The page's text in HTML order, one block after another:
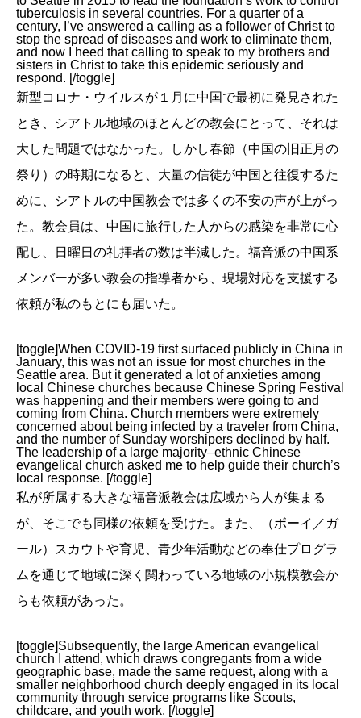
tuberculosis in several countries. For a quarter of a
century, I’ve answered a calling as a follower of Christ to
stop the spread of diseases and work to eliminate them,
and now I heed that calling to speak to my brothers and
sisters in Christ to take this epidemic seriously and
respond. [/toggle]
新型コロナ・ウイルスが１月に中国で最初に発見された
とき、シアトル地域のほとんどの教会にとって、それは
大した問題ではなかった。しかし春節（中国の旧正月の
祭り）の時期になると、大量の信徒が中国と往復するた
めに、シアトルの中国教会では多くの不安の声が上がっ
た。教会員は、中国に旅行した人からの感染を非常に心
配し、日曜日の礼拝者の数は半減した。福音派の中国系
メンバーが多い教会の指導者から、現場対応を支援する
依頼が私のもとにも届いた。
[toggle]When COVID-19 first surfaced publicly in China in
January, this was not an issue for most churches in the
Seattle area. But it generated a lot of anxieties among
local Chinese churches because Chinese Spring Festival
was happening and their members were going to and
coming from China. Church members were extremely
concerned about being infected by a traveler from China,
and the number of Sunday worshipers declined by half.
The leadership of a large majority–ethnic Chinese
evangelical church asked me to help guide their church’s
local response. [/toggle]
私が所属する大きな福音派教会は広域から人が集まる
が、そこでも同様の依頼を受けた。また、（ボーイ／ガ
ール）スカウトや育児、青少年活動などの奉仕プログラ
ムを通じて地域に深く関わっている地域の小規模教会か
らも依頼があった。
[toggle]Subsequently, the large American evangelical
church I attend, which draws congregants from a wide
geographic base, made the same request, along with a
smaller neighborhood church deeply engaged in its local
community through service programs like Scouts,
childcare, and youth work. [/toggle]